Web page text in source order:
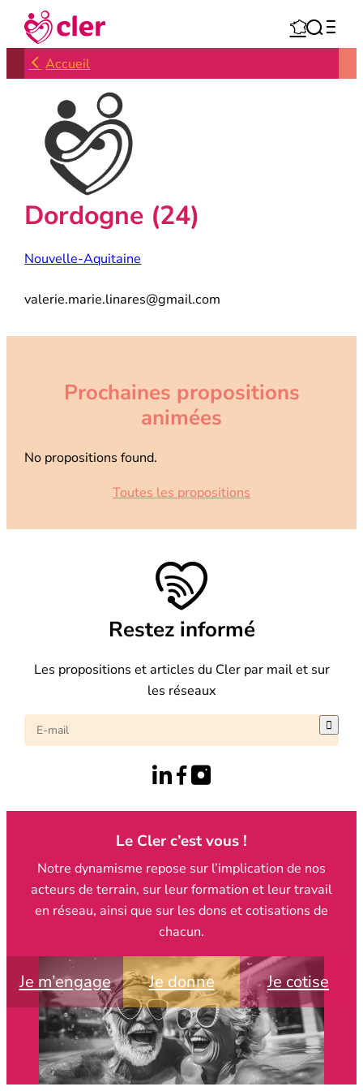
Aller
contenu
 
Accueil
Dordogne (24)
Nouvelle-Aquitaine
valerie.marie.linares@gmail.com
Prochaines propositions
animées
No propositions found.
Toutes les propositions
Restez informé
Les propositions et articles du Cler par mail et sur
les réseaux

Le Cler c’est vous !
Notre dynamisme repose sur l’implication de nos
acteurs de terrain, sur leur formation et leur travail
en réseau, ainsi que sur les dons et cotisations de
chacun.
Je m’engage Je donne Je cotise